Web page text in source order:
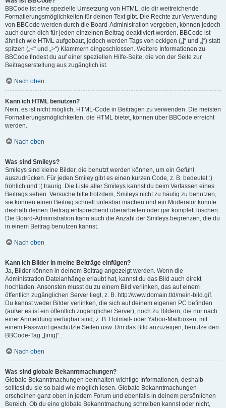
BBCode ist eine spezielle Umsetzung von HTML, die dir weitreichende
Formatierungsmöglichkeiten für deinen Text gibt. Die Rechte zur Verwendung
von BBCode werden durch die Board-Administration vergeben, können jedoch
auch durch dich für jeden einzelnen Beitrag deaktiviert werden. BBCode ist
ähnlich wie HTML aufgebaut, jedoch werden Tags von eckigen („[“ und „]“) statt
spitzen („<“ und „>“) Klammern eingeschlossen. Weitere Informationen zu
BBCode findest du auf einer speziellen Hilfe-Seite, die von der Seite zur
Beitragserstellung aus zugänglich ist.
Nach oben
Kann ich HTML benutzen?
Nein, es ist nicht möglich, HTML-Code in Beiträgen zu verwenden. Die meisten
Formatierungsmöglichkeiten, die HTML bietet, können über BBCode erreicht
werden.
Nach oben
Was sind Smileys?
Smileys sind kleine Bilder, die benutzt werden können, um ein Gefühl
auszudrücken. Für jeden Smiley gibt es einen kurzen Code, z. B. bedeutet :)
fröhlich und :( traurig. Die Liste aller Smileys kannst du beim Verfassen eines
Beitrags sehen. Versuche bitte trotzdem, Smileys nicht zu häufig zu benutzen,
sie können einen Beitrag schnell unlesbar machen und ein Moderator könnte
deshalb deinen Beitrag entsprechend überarbeiten oder gar komplett löschen.
Die Board-Administration kann auch die Anzahl der Smileys begrenzen, die du
in einem Beitrag benutzen kannst.
Nach oben
Kann ich Bilder in meine Beiträge einfügen?
Ja, Bilder können in deinem Beitrag angezeigt werden. Wenn die
Administration Dateianhänge erlaubt hat, kannst du das Bild auch direkt
hochladen. Ansonsten musst du zu einem Bild verlinken, das auf einem
öffentlich zugänglichen Server liegt, z. B. http://www.domain.tld/mein-bild.gif.
Du kannst weder Bilder verlinken, die sich auf deinem eigenen PC befinden
(außer es ist ein öffentlich zugänglicher Server), noch zu Bildern, die nur nach
einer Anmeldung verfügbar sind, z. B. Hotmail- oder Yahoo-Mailboxen, mit
einem Passwort geschützte Seiten usw. Um das Bild anzuzeigen, benutze den
BBCode-Tag „[img]“.
Nach oben
Was sind globale Bekanntmachungen?
Globale Bekanntmachungen beinhalten wichtige Informationen, deshalb
solltest du sie so bald wie möglich lesen. Globale Bekanntmachungen
erscheinen ganz oben in jedem Forum und ebenfalls in deinem persönlichen
Bereich. Ob du eine globale Bekanntmachung schreiben kannst oder nicht,